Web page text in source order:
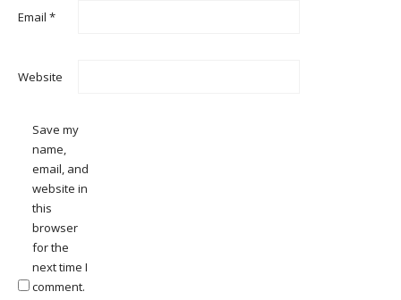
Email *
Website
Save my
name,
email, and
website in
this
browser
for the
next time I
comment.